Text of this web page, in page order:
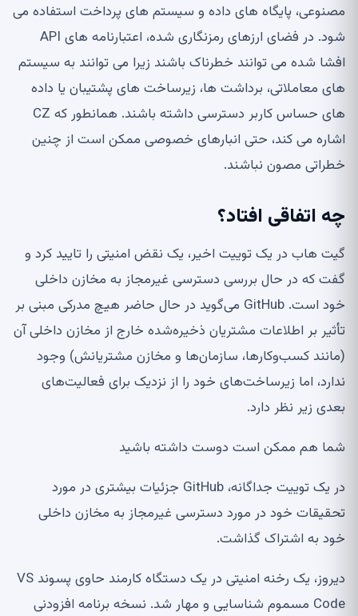
مصنوعی، پایگاه های داده و سیستم های پرداخت استفاده می
شود. در فضای ارزهای رمزنگاری شده، اعتبارنامه های API
افشا شده می توانند خطرناک باشند زیرا می توانند به سیستم
های معاملاتی، برداشت ها، زیرساخت های پشتیبان یا داده
های حساس کاربر دسترسی داشته باشند. همانطور که CZ
اشاره می کند، حتی انبارهای خصوصی ممکن است از چنین
خطراتی مصون نباشند.
چه اتفاقی افتاد؟
گیت هاب در یک توییت اخیر، یک نقض امنیتی را تایید کرد و
گفت که در حال بررسی دسترسی غیرمجاز به مخازن داخلی
خود است. GitHub می‌گوید در حال حاضر هیچ مدرکی مبنی بر
تأثیر بر اطلاعات مشتریان ذخیره‌شده خارج از مخازن داخلی آن
(مانند کسب‌وکارها، سازمان‌ها و مخازن مشتریانش) وجود
ندارد، اما زیرساخت‌های خود را از نزدیک برای فعالیت‌های
بعدی زیر نظر دارد.
شما هم ممکن است دوست داشته باشید
در یک توییت جداگانه، GitHub جزئیات بیشتری در مورد
تحقیقات خود در مورد دسترسی غیرمجاز به مخازن داخلی
خود به اشتراک گذاشت.
دیروز، یک رخنه امنیتی در یک دستگاه کارمند حاوی پسوند VS
Code مسموم شناسایی و مهار شد. نسخه برنامه افزودنی